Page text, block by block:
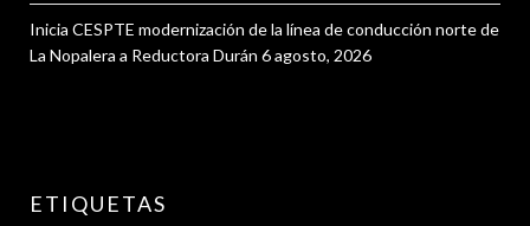
Inicia CESPTE modernización de la línea de conducción norte de
La Nopalera a Reductora Durán 6 agosto, 2026
ETIQUETAS